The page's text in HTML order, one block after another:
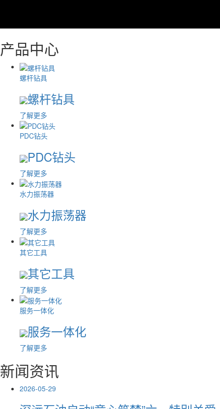
产品中心
螺杆钻具
螺杆钻具
了解更多
PDC钻头
PDC钻头
了解更多
水力振荡器
水力振荡器
了解更多
其它工具
其它工具
了解更多
服务一体化
服务一体化
了解更多
新闻资讯
2026-05-29